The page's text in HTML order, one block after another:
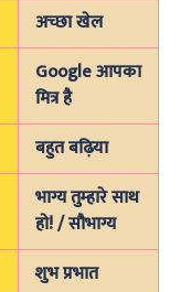
अच्छा खेल
Google आपका
मित्र है
बहुत बढ़िया
भाग्य तुम्हारे साथ
हो! / सौभाग्य
शुभ प्रभात